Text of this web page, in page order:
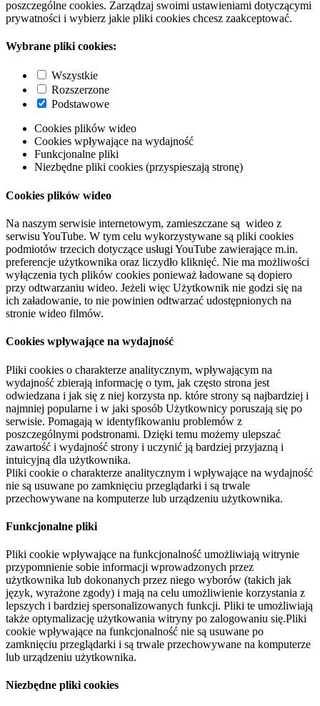
poszczególne cookies. Zarządzaj swoimi ustawieniami dotyczącymi
prywatności i wybierz jakie pliki cookies chcesz zaakceptować.
Wybrane pliki cookies:
Wszystkie
Rozszerzone
Podstawowe
Cookies plików wideo
Cookies wpływające na wydajność
Funkcjonalne pliki
Niezbędne pliki cookies (przyspieszają stronę)
Cookies plików wideo
Na naszym serwisie internetowym, zamieszczane są wideo z
serwisu YouTube. W tym celu wykorzystywane są pliki cookies
podmiotów trzecich dotyczące usługi YouTube zawierające m.in.
preferencje użytkownika oraz liczydło kliknięć. Nie ma możliwości
wyłączenia tych plików cookies ponieważ ładowane są dopiero
przy odtwarzaniu wideo. Jeżeli więc Użytkownik nie godzi się na
ich załadowanie, to nie powinien odtwarzać udostępnionych na
stronie wideo filmów.
Cookies wpływające na wydajność
Pliki cookies o charakterze analitycznym, wpływającym na
wydajność zbierają informację o tym, jak często strona jest
odwiedzana i jak się z niej korzysta np. które strony są najbardziej i
najmniej popularne i w jaki sposób Użytkownicy poruszają się po
serwisie. Pomagają w identyfikowaniu problemów z
poszczególnymi podstronami. Dzięki temu możemy ulepszać
zawartość i wydajność strony i uczynić ją bardziej przyjazną i
intuicyjną dla użytkownika.
Pliki cookie o charakterze analitycznym i wpływające na wydajność
nie są usuwane po zamknięciu przeglądarki i są trwale
przechowywane na komputerze lub urządzeniu użytkownika.
Funkcjonalne pliki
Pliki cookie wpływające na funkcjonalność umożliwiają witrynie
przypomnienie sobie informacji wprowadzonych przez
użytkownika lub dokonanych przez niego wyborów (takich jak
język, wyrażone zgody) i mają na celu umożliwienie korzystania z
lepszych i bardziej spersonalizowanych funkcji. Pliki te umożliwiają
także optymalizację użytkowania witryny po zalogowaniu się.Pliki
cookie wpływające na funkcjonalność nie są usuwane po
zamknięciu przeglądarki i są trwale przechowywane na komputerze
lub urządzeniu użytkownika.
Niezbędne pliki cookies